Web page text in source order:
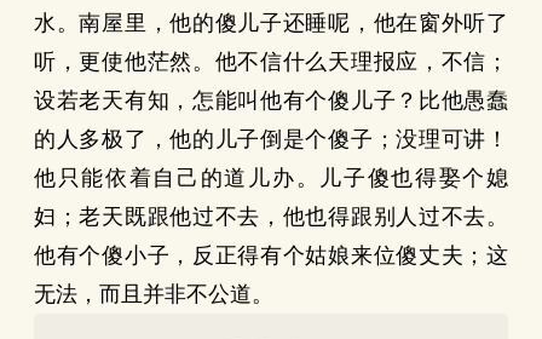
水。南屋里，他的傻儿子还睡呢，他在窗外听了
听，更使他茫然。他不信什么天理报应，不信；
设若老天有知，怎能叫他有个傻儿子？比他愚蠢
的人多极了，他的儿子倒是个傻子；没理可讲！
他只能依着自己的道儿办。儿子傻也得娶个媳
妇；老天既跟他过不去，他也得跟别人过不去。
他有个傻小子，反正得有个姑娘来位傻丈夫；这
无法，而且并非不公道。